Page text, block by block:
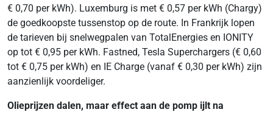
€ 0,70 per kWh). Luxemburg is met € 0,57 per kWh (Chargy)
de goedkoopste tussenstop op de route. In Frankrijk lopen
de tarieven bij snelwegpalen van TotalEnergies en IONITY
op tot € 0,95 per kWh. Fastned, Tesla Superchargers (€ 0,60
tot € 0,75 per kWh) en IE Charge (vanaf € 0,30 per kWh) zijn
aanzienlijk voordeliger.
Olieprijzen dalen, maar effect aan de pomp ijlt na